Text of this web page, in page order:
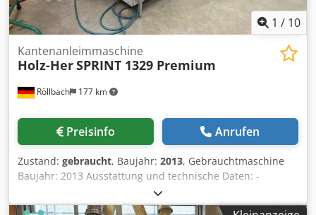
1 / 10
Röllbach 177 km
Kantenanleimmaschine
Holz-HerSPRINT 1329 Premium
Preisinfo Anrufen
Zustand: gebraucht, Baujahr: 2013, Gebrauchtmaschine
Baujahr: 2013 Ausstattung und technische Daten: -
Maschine wurde komplett überholt: - neues Glue Jet 301
Leimsystem (Oberteil 1 mm) - alle Aggregate überprüft -